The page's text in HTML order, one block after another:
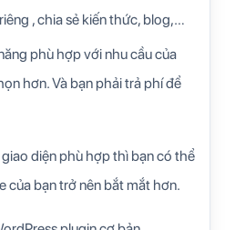
, chia sẻ kiến thức, blog,…
phù hợp với nhu cầu của
hơn. Và bạn phải trả phí để
diện phù hợp thì bạn có thể
của bạn trở nên bắt mắt hơn.